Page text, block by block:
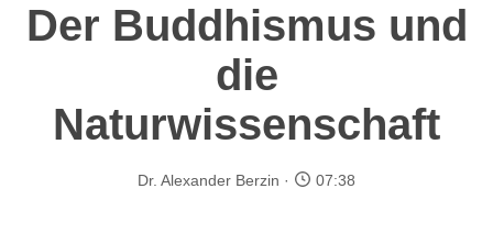
Der Buddhismus und
die
Naturwissenschaft
Dr. Alexander Berzin 07:38